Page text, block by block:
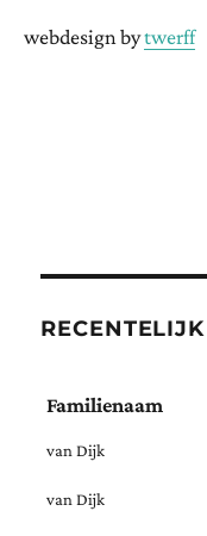
webdesign bytwerff
Familienaam
van Dijk
van Dijk